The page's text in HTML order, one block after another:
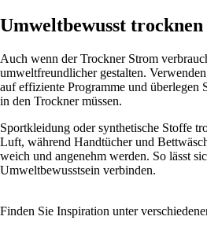
Umweltbewusst trocknen
Auch wenn der Trockner Strom
umweltfreundlicher gestalten.
auf effiziente Programme und
in den Trockner müssen.
Sportkleidung oder synthetische Stoffe
Luft, während Handtücher und
weich und angenehm werden. So lässt
Umweltbewusstsein verbinden.
Finden Sie Inspiration unter